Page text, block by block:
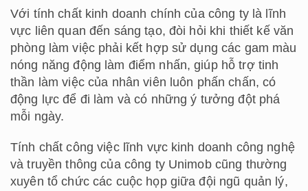
Với tính chất kinh doanh chính của công ty là lĩnh
vực liên quan đến sáng tạo, đòi hỏi khi thiết kế văn
phòng làm việc phải kết hợp sử dụng các gam màu
nóng năng động làm điểm nhấn, giúp hỗ trợ tinh
thần làm việc của nhân viên luôn phấn chấn, có
động lực để đi làm và có những ý tưởng đột phá
mỗi ngày.
Tính chất công việc lĩnh vực kinh doanh công nghệ
và truyền thông của công ty Unimob cũng thường
xuyên tổ chức các cuộc họp giữa đội ngũ quản lý,